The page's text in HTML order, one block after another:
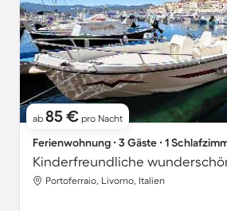
ab 85 € pro Nacht
Ferienwohnung ∙ 3 Gäste ∙ 1
Portoferraio, Livorno, Italien